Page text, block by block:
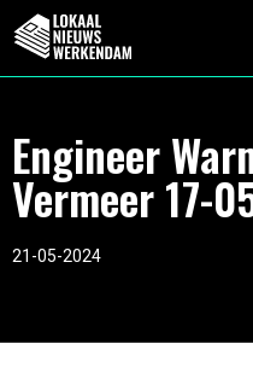
Engineer
Vermeer 17-
21-05-2024